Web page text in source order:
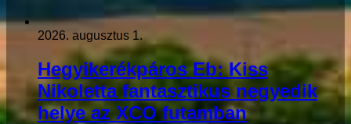
2026. augusztus 1.
Hegyikerékpáros Eb: Kiss
Nikoletta fantasztikus negyedik
helye az XCO futamban